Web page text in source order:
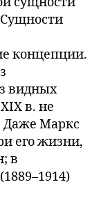
концепции.
видных
в. не
Даже Маркс
его жизни,
в